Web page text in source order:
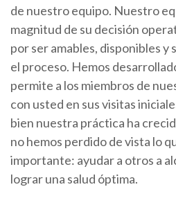
de nuestro equipo. Nuestro
magnitud de su decisión
por ser amables, disponibles
el proceso. Hemos
permite a los miembros de
con usted en sus visitas
bien nuestra práctica ha
no hemos perdido de vista lo
importante: ayudar a otros a
lograr una salud óptima.